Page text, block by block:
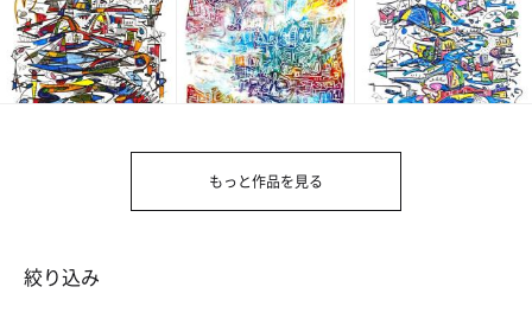
もっと作品を見る
絞り込み